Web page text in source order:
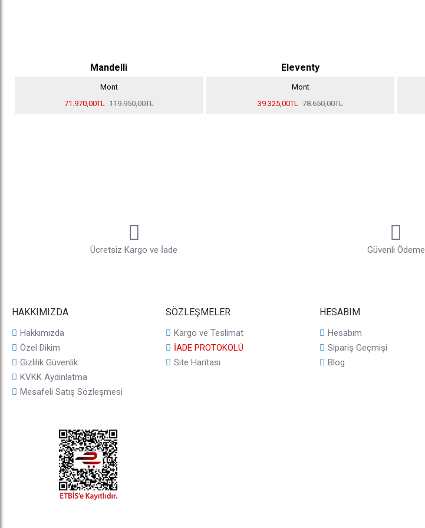
Mandelli
Mont
71.970,00TL
119.950,00TL
Eleventy
Mont
39.325,00TL
78.650,00TL
Ücretsiz Kargo ve İade Güvenli Ödeme
HAKKIMIZDA
Hakkımızda
Özel Dikim
Gizlilik Güvenlik
KVKK Aydınlatma
Mesafeli Satış Sözleşmesi
SÖZLEŞMELER
Kargo ve Teslimat
İADE PROTOKOLÜ
Site Haritası
HESABIM
Hesabım
Sipariş Geçmişi
Blog